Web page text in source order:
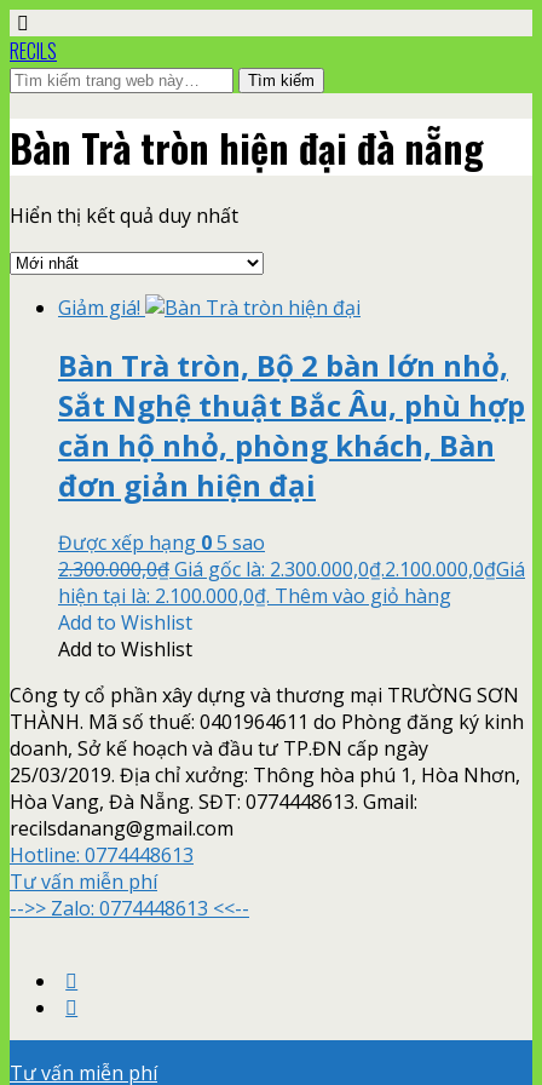
RECILS
Bàn Trà tròn hiện đại đà nẵng
Hiển thị kết quả duy nhất
Giảm giá!
Bàn Trà tròn, Bộ 2 bàn lớn nhỏ,
Sắt Nghệ thuật Bắc Âu, phù hợp
căn hộ nhỏ, phòng khách, Bàn
đơn giản hiện đại
Được xếp hạng 05 sao
2.300.000,0₫Giá gốc là: 2.300.000,0₫.2.100.000,0₫Giá
hiện tại là: 2.100.000,0₫. Thêm vào giỏ hàng
Add to Wishlist
Add to Wishlist
Công ty cổ phần xây dựng và thương mại TRƯỜNG SƠN
THÀNH. Mã số thuế: 0401964611 do Phòng đăng ký kinh
doanh, Sở kế hoạch và đầu tư TP.ĐN cấp ngày
25/03/2019. Địa chỉ xưởng: Thông hòa phú 1, Hòa Nhơn,
Hòa Vang, Đà Nẵng. SĐT: 0774448613. Gmail:
recilsdanang@gmail.com
Hotline: 0774448613
Tư vấn miễn phí
-->> Zalo: 0774448613 <<--
Tư vấn miễn phí